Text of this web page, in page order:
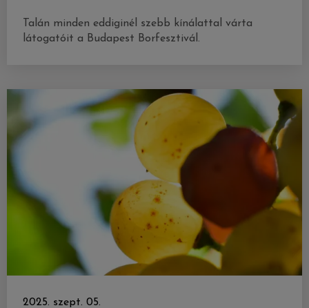
Talán minden eddiginél szebb kínálattal várta
látogatóit a Budapest Borfesztivál.
2025. szept. 05.